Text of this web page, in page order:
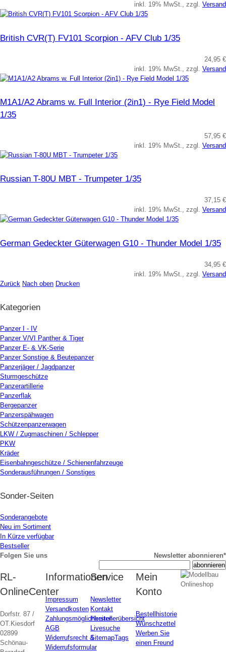
inkl. 19% MwSt., zzgl. Versand
British CVR(T) FV101 Scorpion - AFV Club 1/35
24,95 €
inkl. 19% MwSt., zzgl. Versand
M1A1/A2 Abrams w. Full Interior (2in1) - Rye Field Model
1/35
57,95 €
inkl. 19% MwSt., zzgl. Versand
Russian T-80U MBT - Trumpeter 1/35
37,15 €
inkl. 19% MwSt., zzgl. Versand
German Gedeckter Güterwagen G10 - Thunder Model 1/35
34,95 €
inkl. 19% MwSt., zzgl. Versand
Zurück Nach oben Drucken
Kategorien
Panzer I - IV
Panzer V/VI Panther & Tiger
Panzer E- & VK-Serie
Panzer Sonstige & Beutepanzer
Panzerjäger / Jagdpanzer
Sturmgeschütze
Panzerartillerie
Panzerflak
Bergepanzer
Panzerspähwagen
Schützenpanzerwagen
LKW / Zugmaschinen / Schlepper
PKW
Kräder
Eisenbahngeschütze / Schienenfahrzeuge
Sonderausführungen / Sonstiges
Sonder-Seiten
Sonderangebote
Neu im Sortiment
In Kürze verfügbar
Bestseller
Folgen Sie uns
Newsletter abonnieren*
RL-
OnlineCenter
Dorfstr. 87 /
OT.Kiesdorf
02899
Schönau-
Informationen
Impressum
Versandkosten
Zahlungsmöglichkeiten
AGB
Widerrufsrecht &
Widerrufsformular
Service
Newsletter
Kontakt
Herstellerübersicht
Livesuche
SitemapTags
Mein
Konto
Bestellhistorie
Wunschzettel
Werben Sie
einen Freund